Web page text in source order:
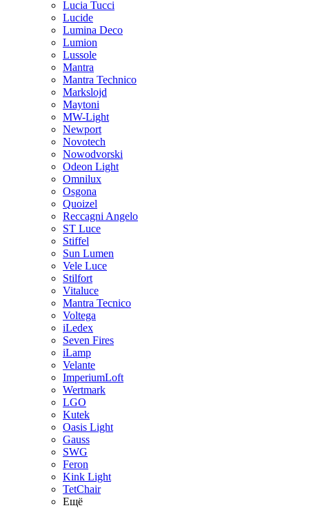
Lucia Tucci
Lucide
Lumina Deco
Lumion
Lussole
Mantra
Mantra Technico
Markslojd
Maytoni
MW-Light
Newport
Novotech
Nowodvorski
Odeon Light
Omnilux
Osgona
Quoizel
Reccagni Angelo
ST Luce
Stiffel
Sun Lumen
Vele Luce
Stilfort
Vitaluce
Mantra Tecnico
Voltega
iLedex
Seven Fires
iLamp
Velante
ImperiumLoft
Wertmark
LGO
Kutek
Oasis Light
Gauss
SWG
Feron
Kink Light
TetСhair
Ещё